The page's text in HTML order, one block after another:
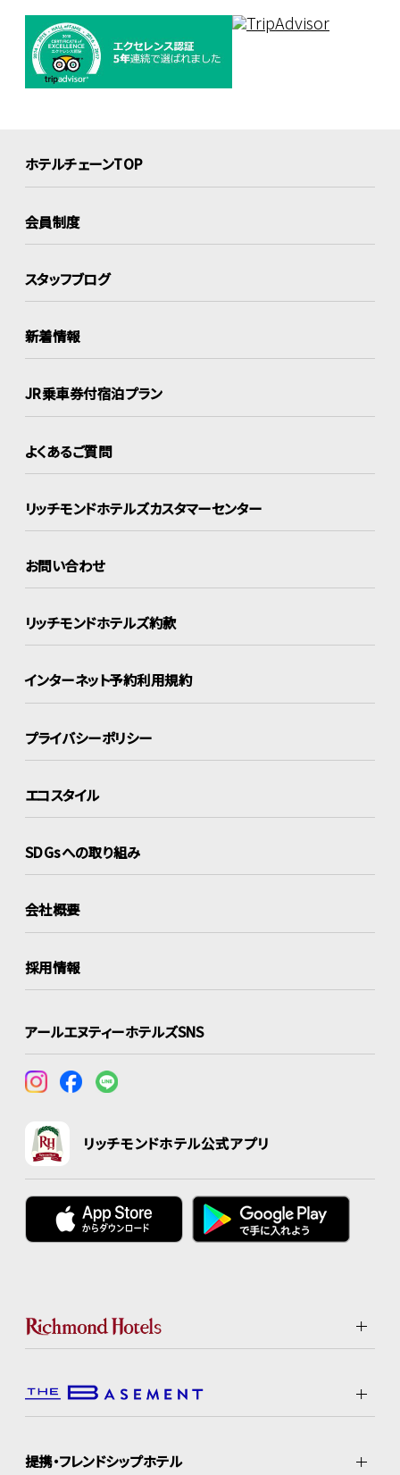
ホテルチェーンTOP
会員制度
スタッフブログ
新着情報
JR乗車券付宿泊プラン
よくあるご質問
リッチモンドホテルズカスタマーセンター
お問い合わせ
リッチモンドホテルズ約款
インターネット予約利用規約
プライバシーポリシー
エコスタイル
SDGsへの取り組み
会社概要
採用情報
アールエヌティーホテルズSNS
リッチモンドホテル公式アプリ
提携・フレンドシップホテル